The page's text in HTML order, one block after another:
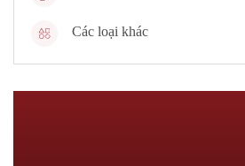
Các loại khác